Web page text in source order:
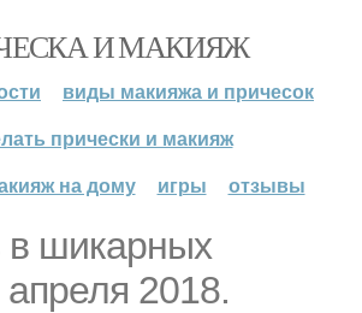
И МАКИЯЖ
виды макияжа и причесок
прически и макияж
на дому
игры отзывы
в шикарных
апреля 2018.